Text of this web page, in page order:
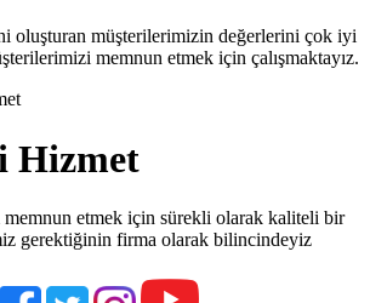
oluşturan müşterilerimizin değerlerini çok iyi
memnun etmek için çalışmaktayız.
Hizmet
etmek için sürekli olarak kaliteli bir
gerektiğinin firma olarak bilincindeyiz